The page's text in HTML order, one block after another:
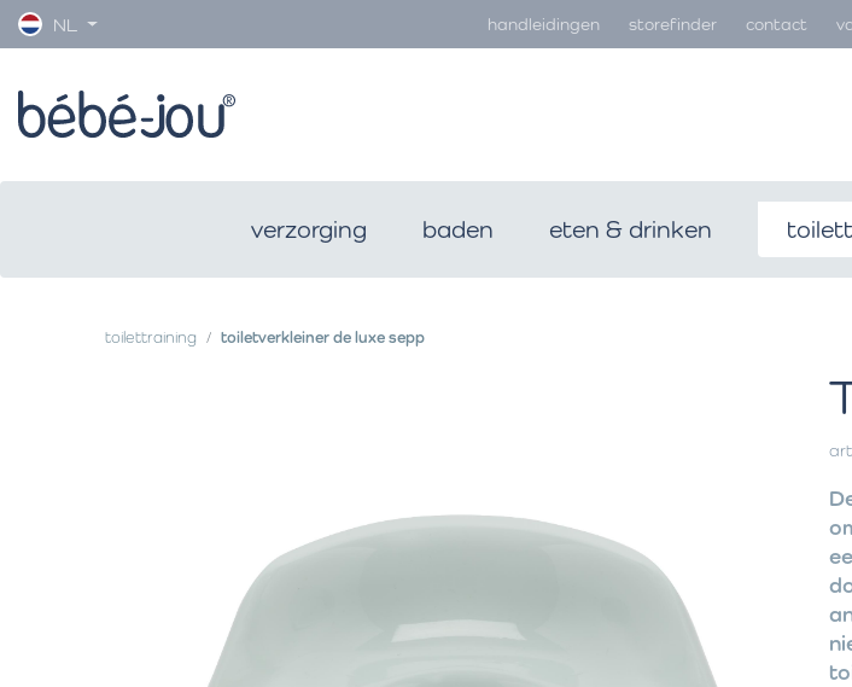
NL handleidingen storefinder contact
verzorging baden eten & drinken
toilettraining toiletverkleiner de luxe sepp